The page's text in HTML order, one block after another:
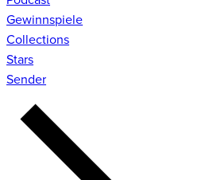
Gewinnspiele
Collections
Stars
Sender